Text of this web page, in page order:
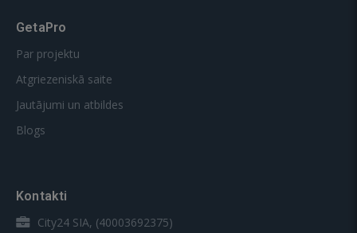
GetaPro
Par projektu
Atgriezeniskā saite
Jautājumi un atbildes
Blogs
Kontakti
City24 SIA, (40003692375)